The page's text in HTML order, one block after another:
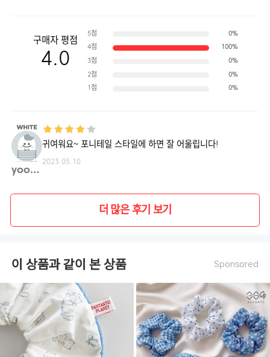
구매자 평점
4.0
5점 0%
4점 100%
3점 0%
2점 0%
1점 0%
yoonj**
귀여워요~ 포니테일 스타일에 하면 잘 어울립니다!
2023.05.10
더 많은 후기 보기
이 상품과 같이 본 상품 Sponsored